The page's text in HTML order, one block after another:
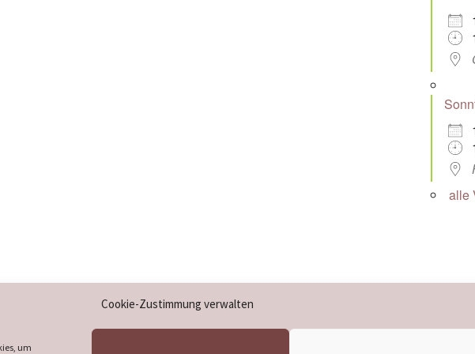
Cookie-Zustimmung verwalten
um
alle